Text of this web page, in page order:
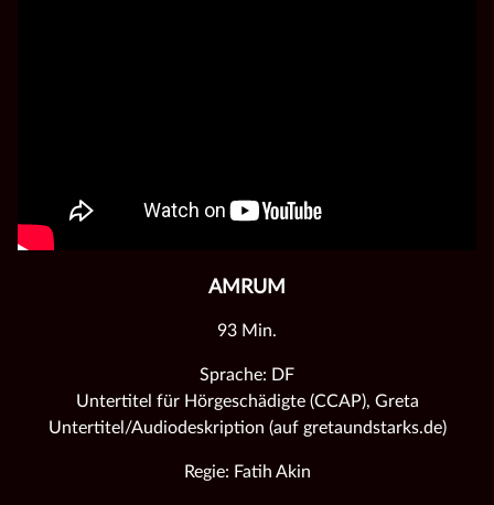
AMRUM
93 Min.
Sprache: DF
Untertitel für Hörgeschädigte (CCAP), Greta
Untertitel/Audiodeskription (auf gretaundstarks.de)
Regie: Fatih Akin